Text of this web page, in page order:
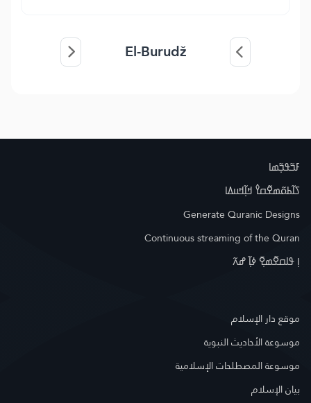
El-Burudž
ߓߏ߬ߟߏ߲߬ߘߊ
ߖߊ߬ߕߋ߬ߘߐ߬ߛߌ߮ ߞߊ߲߬ߞߎߡߊ
Generate Quranic Designs
Continuous streaming of the Quran
ߊ߲ ߟߊߛߐ߬ߘߐ߲߫ ߦߊ߲߬ ߝߍ߬
موقع دار الإسلام
موسوعة الأحاديث النبوية
موسوعة المصطلحات الإسلامية
بيان الإسلام